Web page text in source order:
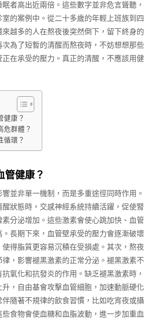
者高出近兩倍。這些數字並非危言聳聽，
的案例中。從二十多歲的年輕上班族到四
越多的人在熬夜後突然倒下，留下終身的
為了短暫的清醒而熬夜時，不妨想想那些
在承受的壓力。真正的清醒，不應該用健
健康？
危群體？
循環？
管健康？
並非單一機制，而是多重途徑同時作用。
狀態時，交感神經系統持續活躍，促使腎
素分泌增加。這些激素會使心跳加快、血管
長期下來，血管壁承受的壓力會逐漸破壞
使得脂質更容易沉積在受損處。其次，熬夜
，影響褪黑激素的正常分泌。褪黑激素不
氧化和抗發炎的作用。缺乏褪黑激素時，
升，自由基會攻擊血管細胞，加速動脈硬化
隨著不規律的飲食習慣，比如吃宵夜或攝
食物會使血糖和血脂波動，進一步加重血